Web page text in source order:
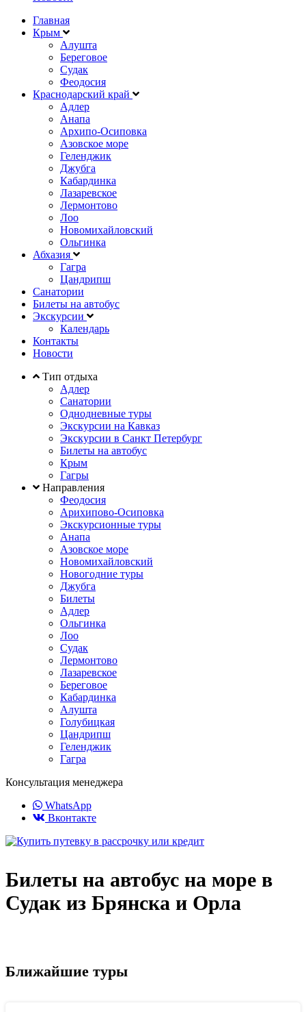
Главная
Крым
Алушта
Береговое
Судак
Феодосия
Краснодарский край
Адлер
Анапа
Архипо-Осиповка
Азовское море
Геленджик
Джубга
Кабардинка
Лазаревское
Лермонтово
Лоо
Новомихайловский
Ольгинка
Абхазия
Гагра
Цандрипш
Санатории
Билеты на автобус
Экскурсии
Календарь
Контакты
Новости
Тип отдыха
Адлер
Санатории
Однодневные туры
Экскурсии на Кавказ
Экскурсии в Санкт Петербург
Билеты на автобус
Крым
Гагры
Направления
Феодосия
Арихипово-Осиповка
Экскурсионные туры
Анапа
Азовское море
Новомихайловский
Новогодние туры
Джубга
Билеты
Адлер
Ольгинка
Лоо
Судак
Лермонтово
Лазаревское
Береговое
Кабардинка
Алушта
Голубицкая
Цандрипш
Геленджик
Гагра
Консультация менеджера
WhatsApp
Вконтакте
Билеты на автобус на море в
Судак из Брянска и Орла
Ближайшие туры